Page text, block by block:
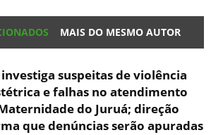
MAIS DO MESMO AUTOR
investiga suspeitas de violência
e falhas no atendimento
do Juruá; direção
que denúncias serão apuradas